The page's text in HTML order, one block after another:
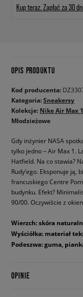
Kup teraz. Zapłać za 30
OPIS PRODUKTU
Kod producenta:
Kategoria:Sneakersy
Kolekcje: Nike Air Max 1
Młodzieżowe
Gdy inżynier NASA
tylko jedno – Air Max 1.
Hatfield. Na co stawia?
Rudy’ego. Eksponuje
francuskiego Centre
budynku. Efekt?
90/00. Oczywiście z
Wierzch: skóra
Wyściółka: materiał
Podeszwa: guma,
OPINIE